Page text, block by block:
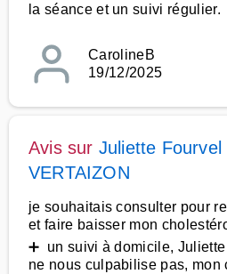
la séance et un suivi régulier.
CarolineB
19/12/2025
Avis sur Juliette Fourvel
VERTAIZON
je souhaitais consulter pour
et faire baisser mon
➕ un suivi à domicile,
ne nous culpabilise pas, mon